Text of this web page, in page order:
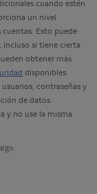
cuando estén
un nivel
cuentas. Esto puede
incluso si tiene cierta
obtener más
disponibles.
contraseñas y
de datos.
y no use la misma
.